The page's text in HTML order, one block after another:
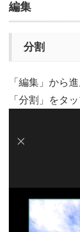
編集
分割
「編集」から
「分割」をタ